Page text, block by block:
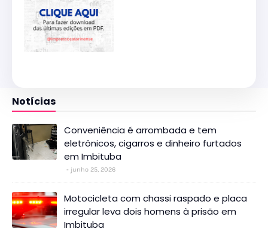
Notícias
Conveniência é arrombada e tem
eletrônicos, cigarros e dinheiro furtados
em Imbituba
junho 25, 2026
Motocicleta com chassi raspado e placa
irregular leva dois homens à prisão em
Imbituba